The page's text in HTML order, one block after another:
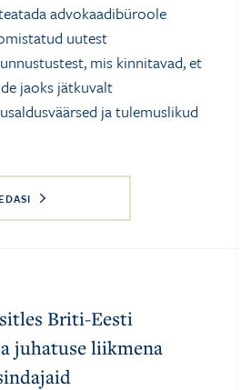
advokaadibüroole
uutest
mis kinnitavad, et
jaoks jätkuvalt
ja tulemuslikud
Briti-Eesti
juhatuse liikmena